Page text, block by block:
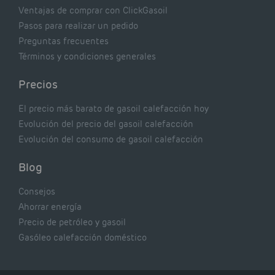
Ventajas de comprar con ClickGasoil
Pasos para realizar un pedido
Preguntas frecuentes
Términos y condiciones generales
Precios
El precio más barato de gasoil calefacción hoy
Evolución del precio del gasoil calefacción
Evolución del consumo de gasoil calefacción
Blog
Consejos
Ahorrar energía
Precio de petróleo y gasoil
Gasóleo calefacción doméstico